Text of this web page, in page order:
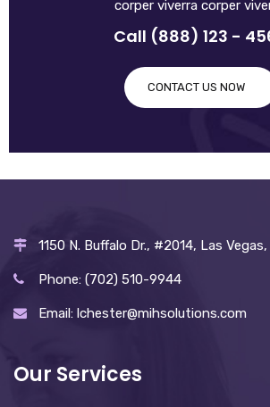
corper viverra corper
Call (888) 123 -
CONTACT US NOW
1150 N. Buffalo Dr., #2014, Las
Phone: (702) 510-9944
Email: lchester@mihsolutions.com
Our Services